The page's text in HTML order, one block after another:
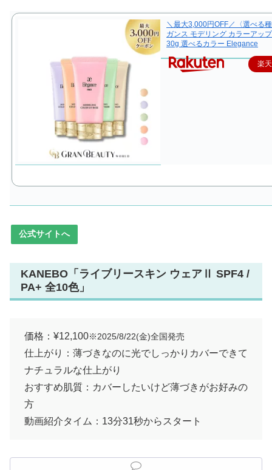
＼最大3,000円OFF／〈選べる
ガンス モデリング カラーアッ
30g 選べるカラー Elegance
楽
公式サイトへ
KANEBO「ライブリースキン ウェアⅡ SPF4 /
PA+ 全10色」
価格：¥12,100※2025/8/22(金)全国発売
仕上がり：薄づきなのに光でしっかりカバーできて
ナチュラルな仕上がり
おすすめ肌質：カバーしたいけど薄づきがお好みの
方
動画紹介タイム：13分31秒からスタート